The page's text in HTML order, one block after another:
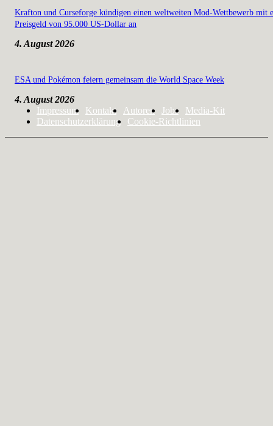
Krafton und Curseforge kündigen einen weltweiten Mod-Wettbewerb mit
Preisgeld von 95.000 US-Dollar an
4. August 2026
ESA und Pokémon feiern gemeinsam die World Space Week
4. August 2026
Impressum
Kontakt Autoren Jobs
Media-Kit
Datenschutzerklärung
Cookie-Richtlinien